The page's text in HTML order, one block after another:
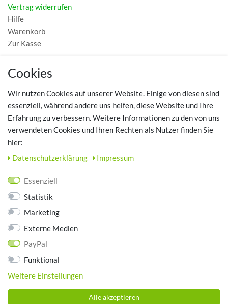
Vertrag widerrufen
Hilfe
Warenkorb
Zur Kasse
MEIN KONTO
TOP SCHUHTHEMEN
Hausschuhe - Bequeme Schuhe für zuhause
Datenschutz
AGB
Impressum
ZAHLUNGSARTEN
Cookies
Wir nutzen Cookies auf unserer Website. Einige von diesen sind
essenziell, während andere uns helfen, diese Website und Ihre
Erfahrung zu verbessern. Weitere Informationen zu den von uns
verwendeten Cookies und Ihren Rechten als Nutzer finden Sie
hier:
Daten­schutz­erklärung
Impressum
Essenziell
Statistik
Marketing
Externe Medien
PayPal
Funktional
Weitere Einstellungen
Alle akzeptieren